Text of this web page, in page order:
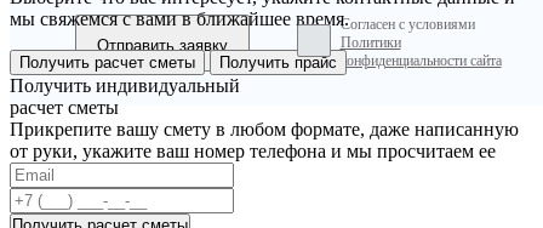
Согласен с условиями
Политики
конфиденциальности сайта
мы свяжемся с вами в ближайшее время.
Получить расчет сметы Получить прайс
Получить индивидуальный
расчет сметы
Прикрепите вашу смету в любом формате, даже написанную
от руки, укажите ваш номер телефона и мы просчитаем ее